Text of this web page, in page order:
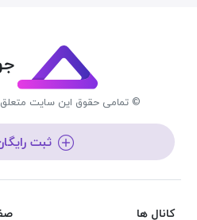
© تمامی حقوق این سایت
ثبت
کانال ها